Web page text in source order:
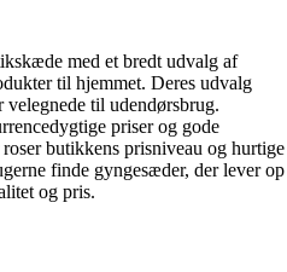
med et bredt udvalg af
til hjemmet. Deres udvalg
velegnede til udendørsbrug.
priser og gode
butikkens prisniveau og hurtige
finde gyngesæder, der lever op
og pris.